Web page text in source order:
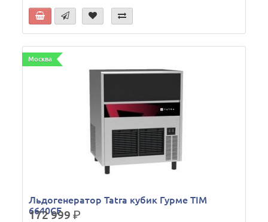
Москва
Льдогенератор Tatra кубик Гурме TIM
6640CF
172 999р.